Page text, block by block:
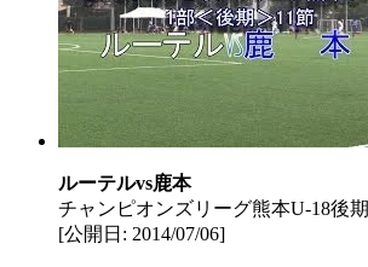
ルーテルvs鹿本
チャンピオンズリーグ熊本U-18後期
[公開日: 2014/07/06]